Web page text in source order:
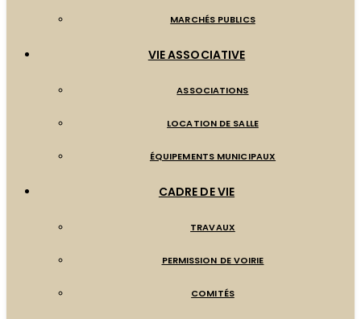
MARCHÉS PUBLICS
VIE ASSOCIATIVE
ASSOCIATIONS
LOCATION DE SALLE
ÉQUIPEMENTS MUNICIPAUX
CADRE DE VIE
TRAVAUX
PERMISSION DE VOIRIE
COMITÉS